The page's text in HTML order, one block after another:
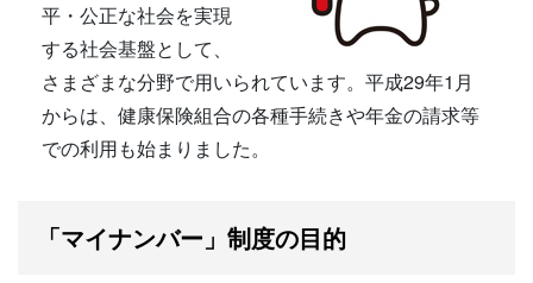
平・公正な社会を実現
する社会基盤として、
さまざまな分野で用いられています。平成29年1月
からは、健康保険組合の各種手続きや年金の請求等
での利用も始まりました。
「マイナンバー」制度の目的